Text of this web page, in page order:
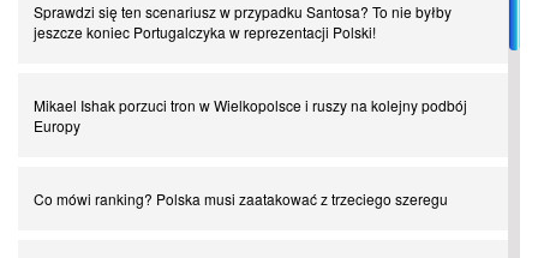
Sprawdzi się ten scenariusz w przypadku Santosa? To nie byłby
jeszcze koniec Portugalczyka w reprezentacji Polski!
Mikael Ishak porzuci tron w Wielkopolsce i ruszy na kolejny podbój
Europy
Co mówi ranking? Polska musi zaatakować z trzeciego szeregu